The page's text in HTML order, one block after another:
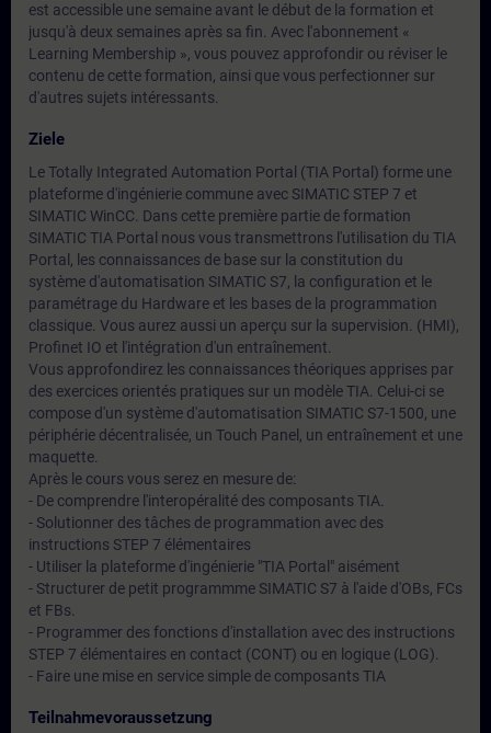
est accessible une semaine avant le début de la formation et
jusqu'à deux semaines après sa fin. Avec l'abonnement «
Learning Membership », vous pouvez approfondir ou réviser le
contenu de cette formation, ainsi que vous perfectionner sur
d'autres sujets intéressants.
Ziele
Le Totally Integrated Automation Portal (TIA Portal) forme une
plateforme d'ingénierie commune avec SIMATIC STEP 7 et
SIMATIC WinCC. Dans cette première partie de formation
SIMATIC TIA Portal nous vous transmettrons l'utilisation du TIA
Portal, les connaissances de base sur la constitution du
système d'automatisation SIMATIC S7, la configuration et le
paramétrage du Hardware et les bases de la programmation
classique. Vous aurez aussi un aperçu sur la supervision. (HMI),
Profinet IO et l'intégration d'un entraînement.
Vous approfondirez les connaissances théoriques apprises par
des exercices orientés pratiques sur un modèle TIA. Celui-ci se
compose d'un système d'automatisation SIMATIC S7-1500, une
périphérie décentralisée, un Touch Panel, un entraînement et une
maquette.
Après le cours vous serez en mesure de:
- De comprendre l'interopéralité des composants TIA.
- Solutionner des tâches de programmation avec des
instructions STEP 7 élémentaires
- Utiliser la plateforme d'ingénierie "TIA Portal" aisément
- Structurer de petit programmme SIMATIC S7 à l'aide d'OBs, FCs
et FBs.
- Programmer des fonctions d'installation avec des instructions
STEP 7 élémentaires en contact (CONT) ou en logique (LOG).
- Faire une mise en service simple de composants TIA
Teilnahmevoraussetzung